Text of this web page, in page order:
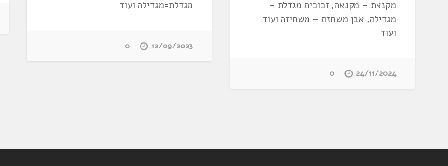
מקנאת – מקנאה, זכוכית מגדלת –
מגדילה, אבן משחזת – משחיזה ועוד
ועוד
24/11/2024
0
מגדלת=מגדילה ועוד
12/09/2023
0